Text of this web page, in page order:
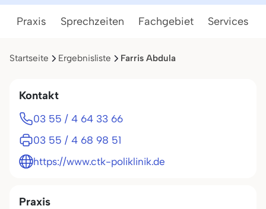
Praxis Sprechzeiten Fachgebiet Services
Startseite Ergebnisliste Farris Abdula
Praxis
Kontakt
03 55 / 4 64 33 66
03 55 / 4 68 98 51
https://www.ctk-poliklinik.de